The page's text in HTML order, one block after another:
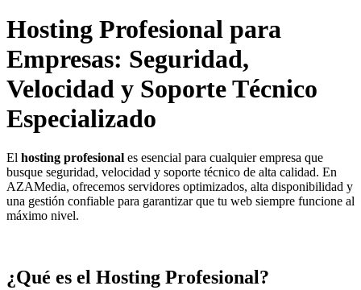
Hosting Profesional para
Empresas: Seguridad,
Velocidad y Soporte Técnico
Especializado
El hosting profesional es esencial para cualquier empresa que
busque seguridad, velocidad y soporte técnico de alta calidad. En
AZAMedia, ofrecemos servidores optimizados, alta disponibilidad y
una gestión confiable para garantizar que tu web siempre funcione al
máximo nivel.
¿Qué es el Hosting Profesional?